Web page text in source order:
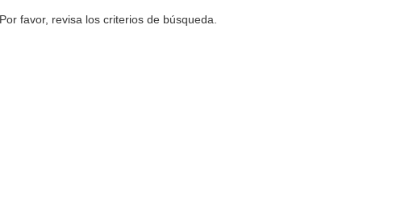
Por favor, revisa los criterios de búsqueda.